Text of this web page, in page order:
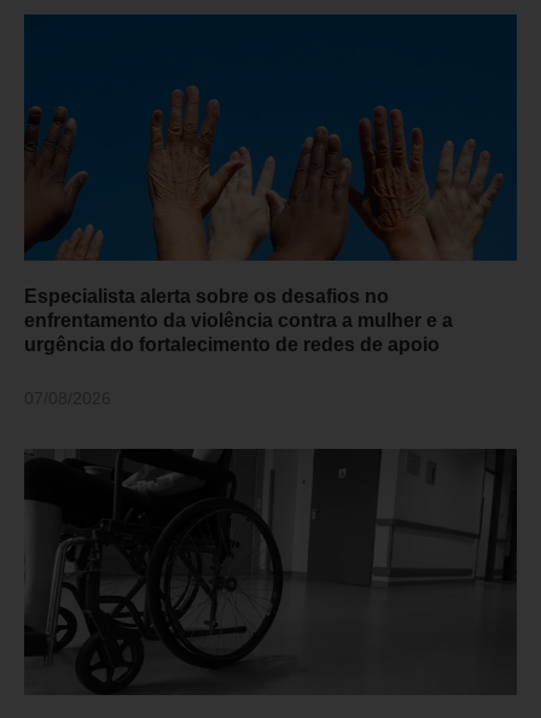
Especialista alerta sobre os desafios no
enfrentamento da violência contra a mulher e a
urgência do fortalecimento de redes de apoio